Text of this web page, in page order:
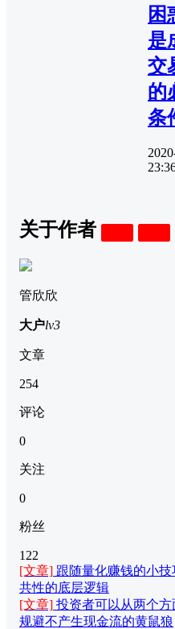
困
是
交
的
条
关于作者
管欣欣
大户lv3
文章
254
评论
0
关注
0
粉丝
122
[文章] 跟随量化赚钱的小
共性的底层逻辑
[文章] 投资者可以从两个
规避不产生现金流的黄鼠狼